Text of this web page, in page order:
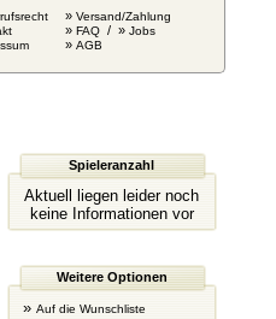
» Versand/Zahlung
» FAQ / » Jobs
» AGB
Spieleranzahl
Aktuell liegen leider noch
keine Informationen vor
Weitere Optionen
» Auf die Wunschliste